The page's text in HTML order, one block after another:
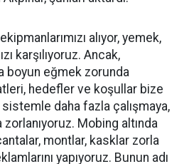
alıyor, yemek,
karşılıyoruz. Ancak,
boyun eğmek zorunda
hedefler ve koşullar bize
sistemle daha fazla çalışmaya,
Mobing altında
montlar, kasklar zorla
yapıyoruz. Bunun adı